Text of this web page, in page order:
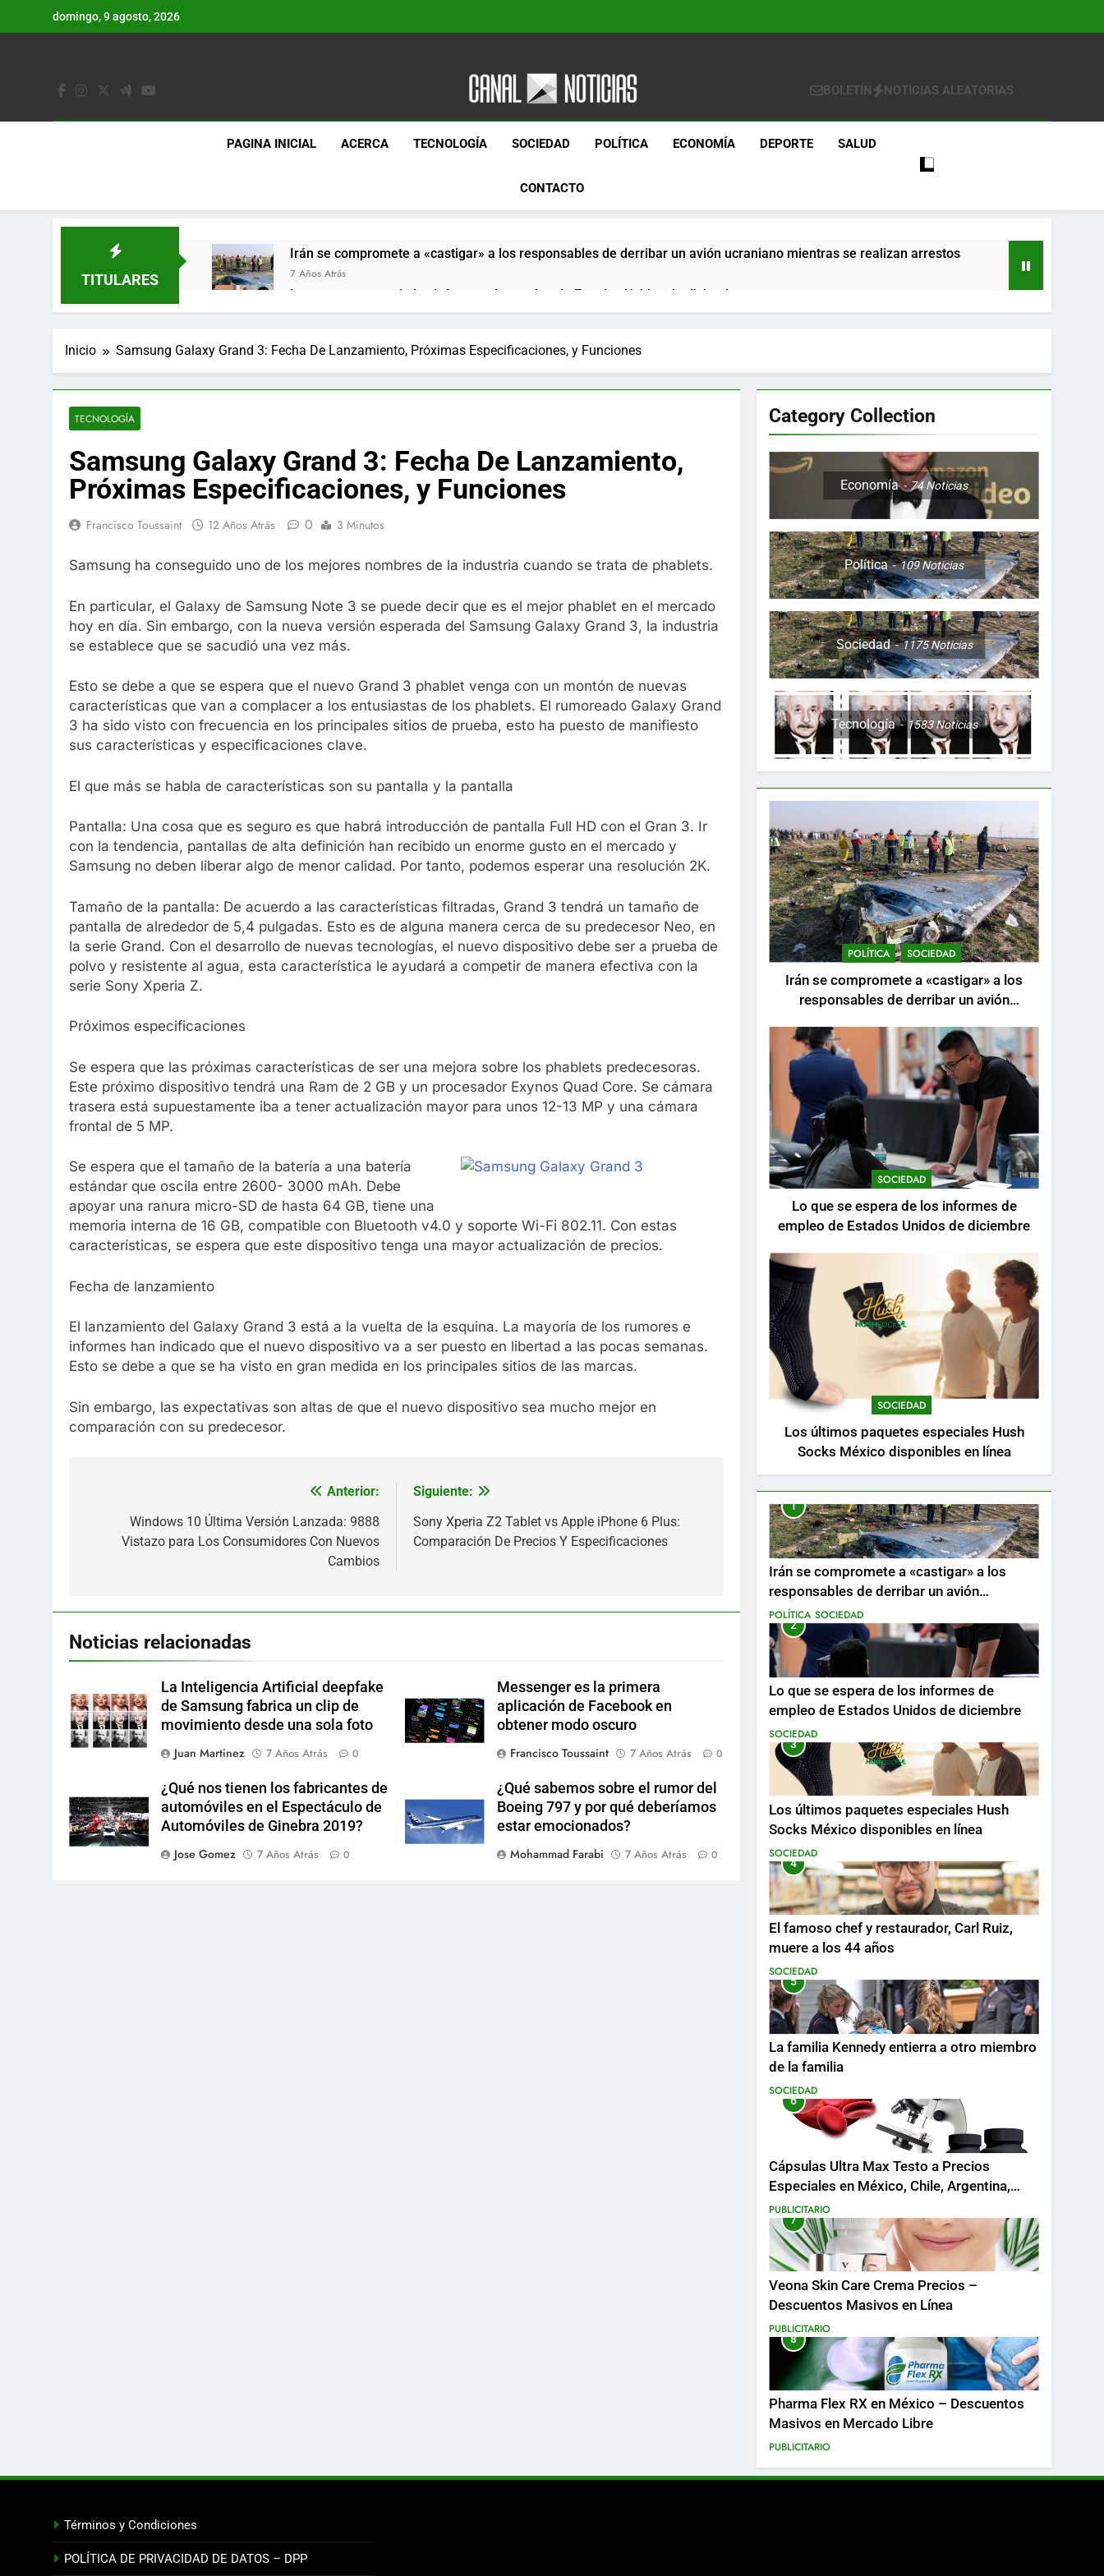
domingo, 9 agosto, 2026
Canal Noticias
Canal Noticias
BOLETÍN NOTICIAS ALEATORIAS
PAGINA INICIAL ACERCA TECNOLOGÍA SOCIEDAD POLÍTICA ECONOMÍA DEPORTE SALUD
CONTACTO
TITULARES
Irán se compromete a «castigar» a los responsables de derribar un avión ucraniano mientras se realizan arrestos
7 Años Atrás
Lo que se espera de los informes de empleo de Estados Unidos de diciembre
7 Años Atrás
7 Años Atrás
El famoso chef y restaurador, Carl Ruiz, muere a los 44 años
Cápsulas Ultra Max Testo a Precios Especiales en México, Chile, Argentina, Colombia, Perú , Ecuador, Costa Rica y
Más
7 Años Atrás
7 Años Atrás
7 Años Atrás
Crucero en México te lleva a lugares paranormales con binoculares de visión nocturna y reuniones de secuestrados
7 Años Atrás
La Inteligencia Artificial deepfake de Samsung fabrica un clip de movimiento desde una sola foto
7 Años Atrás
Inicio Samsung Galaxy Grand 3: Fecha De Lanzamiento, Próximas Especificaciones, y Funciones
TECNOLOGÍA
Samsung Galaxy Grand 3: Fecha De Lanzamiento,
Próximas Especificaciones, y Funciones
Francisco Toussaint 12 Años Atrás 0 3 Minutos
Samsung ha conseguido uno de los mejores nombres de la industria cuando se trata de phablets.
En particular, el Galaxy de Samsung Note 3 se puede decir que es el mejor phablet en el mercado
hoy en día. Sin embargo, con la nueva versión esperada del Samsung Galaxy Grand 3, la industria
se establece que se sacudió una vez más.
Esto se debe a que se espera que el nuevo Grand 3 phablet venga con un montón de nuevas
características que van a complacer a los entusiastas de los phablets. El rumoreado Galaxy Grand
3 ha sido visto con frecuencia en los principales sitios de prueba, esto ha puesto de manifiesto
sus características y especificaciones clave.
El que más se habla de características son su pantalla y la pantalla
Pantalla: Una cosa que es seguro es que habrá introducción de pantalla Full HD con el Gran 3. Ir
con la tendencia, pantallas de alta definición han recibido un enorme gusto en el mercado y
Samsung no deben liberar algo de menor calidad. Por tanto, podemos esperar una resolución 2K.
Tamaño de la pantalla: De acuerdo a las características filtradas, Grand 3 tendrá un tamaño de
pantalla de alrededor de 5,4 pulgadas. Esto es de alguna manera cerca de su predecesor Neo, en
la serie Grand. Con el desarrollo de nuevas tecnologías, el nuevo dispositivo debe ser a prueba de
polvo y resistente al agua, esta característica le ayudará a competir de manera efectiva con la
serie Sony Xperia Z.
Próximos especificaciones
Se espera que las próximas características de ser una mejora sobre los phablets predecesoras.
Este próximo dispositivo tendrá una Ram de 2 GB y un procesador Exynos Quad Core. Se cámara
trasera está supuestamente iba a tener actualización mayor para unos 12-13 MP y una cámara
frontal de 5 MP.
Se espera que el tamaño de la batería a una batería
estándar que oscila entre 2600- 3000 mAh. Debe
apoyar una ranura micro-SD de hasta 64 GB, tiene una
memoria interna de 16 GB, compatible con Bluetooth v4.0 y soporte Wi-Fi 802.11. Con estas
características, se espera que este dispositivo tenga una mayor actualización de precios.
Fecha de lanzamiento
El lanzamiento del Galaxy Grand 3 está a la vuelta de la esquina. La mayoría de los rumores e
informes han indicado que el nuevo dispositivo va a ser puesto en libertad a las pocas semanas.
Esto se debe a que se ha visto en gran medida en los principales sitios de las marcas.
Sin embargo, las expectativas son altas de que el nuevo dispositivo sea mucho mejor en
comparación con su predecesor.
Anterior:
Windows 10 Última Versión Lanzada: 9888
Vistazo para Los Consumidores Con Nuevos
Cambios
Siguiente:
Sony Xperia Z2 Tablet vs Apple iPhone 6 Plus:
Comparación De Precios Y Especificaciones
Noticias relacionadas
La Inteligencia Artificial deepfake
de Samsung fabrica un clip de
movimiento desde una sola foto
Juan Martinez
7 Años Atrás 0
Messenger es la primera
aplicación de Facebook en
obtener modo oscuro
Francisco Toussaint
7 Años Atrás 0
¿Qué nos tienen los fabricantes de
automóviles en el Espectáculo de
Automóviles de Ginebra 2019?
Jose Gomez
7 Años Atrás 0
¿Qué sabemos sobre el rumor del
Boeing 797 y por qué deberíamos
estar emocionados?
Mohammad Farabi
7 Años Atrás 0
Category Collection
Economía 74Noticias
Política 109Noticias
Sociedad 1175Noticias
Tecnología 1583Noticias
POLÍTICA SOCIEDAD
Irán se compromete a «castigar» a los
responsables de derribar un avión
SOCIEDAD
Lo que se espera de los informes de
empleo de Estados Unidos de diciembre
SOCIEDAD
Los últimos paquetes especiales Hush
Socks México disponibles en línea
1
Irán se compromete a «castigar» a los
responsables de derribar un avión
ucraniano mientras se realizan arrestos
POLÍTICA SOCIEDAD
2
Lo que se espera de los informes de
empleo de Estados Unidos de diciembre
SOCIEDAD
3
Los últimos paquetes especiales Hush
Socks México disponibles en línea
SOCIEDAD
4
El famoso chef y restaurador, Carl Ruiz,
muere a los 44 años
SOCIEDAD
5
La familia Kennedy entierra a otro miembro
de la familia
SOCIEDAD
6
Cápsulas Ultra Max Testo a Precios
Especiales en México, Chile, Argentina,
Colombia, Perú , Ecuador, Costa Rica y
Más
PUBLICITARIO
7
Veona Skin Care Crema Precios –
Descuentos Masivos en Línea
PUBLICITARIO
8
Pharma Flex RX en México – Descuentos
Masivos en Mercado Libre
PUBLICITARIO
Términos y Condiciones
POLÍTICA DE PRIVACIDAD DE DATOS – DPP